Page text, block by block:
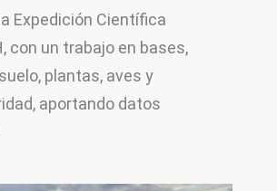
Expedición Científica
con un trabajo en bases,
plantas, aves y
aportando datos